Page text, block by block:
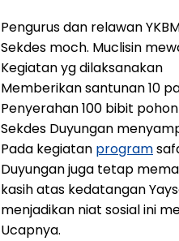
Pengurus dan relawan
Sekdes moch. Muclisin
Kegiatan yg dilaksanakan
Memberikan santunan 10
Penyerahan 100 bibit pohon
Sekdes Duyungan
Pada kegiatan program
Duyungan juga tetap
kasih atas kedatangan
menjadikan niat sosial ini
Ucapnya.